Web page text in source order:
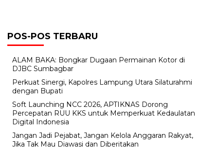
POS-POS TERBARU
ALAM BAKA: Bongkar Dugaan Permainan Kotor di
DJBC Sumbagbar
Perkuat Sinergi, Kapolres Lampung Utara Silaturahmi
dengan Bupati
Soft Launching NCC 2026, APTIKNAS Dorong
Percepatan RUU KKS untuk Memperkuat Kedaulatan
Digital Indonesia
Jangan Jadi Pejabat, Jangan Kelola Anggaran Rakyat,
Jika Tak Mau Diawasi dan Diberitakan